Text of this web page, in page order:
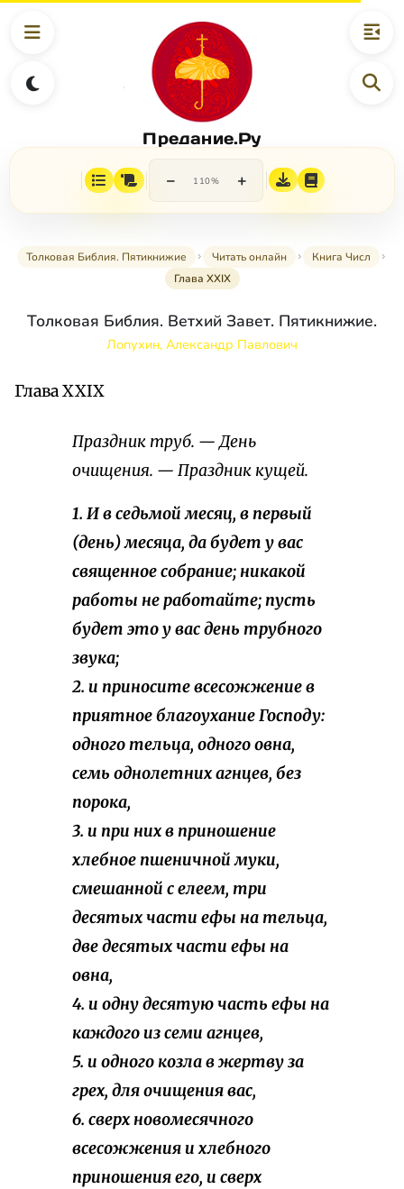
Предание.Ру
− 110% +
Толковая Библия. Пятикнижие Читать онлайн
Книга Числ
Глава XXIX
Толковая Библия. Ветхий Завет. Пятикнижие.
Лопухин, Александр Павлович
Глава XXIX
Праздник труб. — День
очищения. — Праздник кущей.
1. И в седьмой месяц, в первый
(день) месяца, да будет у вас
священное собрание; никакой
работы не работайте; пусть
будет это у вас день трубного
звука;
2. и приносите всесожжение в
приятное благоухание Господу:
одного тельца, одного овна,
семь однолетних агнцев, без
порока,
3. и при них в приношение
хлебное пшеничной муки,
смешанной с елеем, три
десятых части ефы на тельца,
две десятых части ефы на
овна,
4. и одну десятую часть ефы на
каждого из семи агнцев,
5. и одного козла в жертву за
грех, для очищения вас,
6. сверх новомесячного
всесожжения и хлебного
приношения его, и сверх